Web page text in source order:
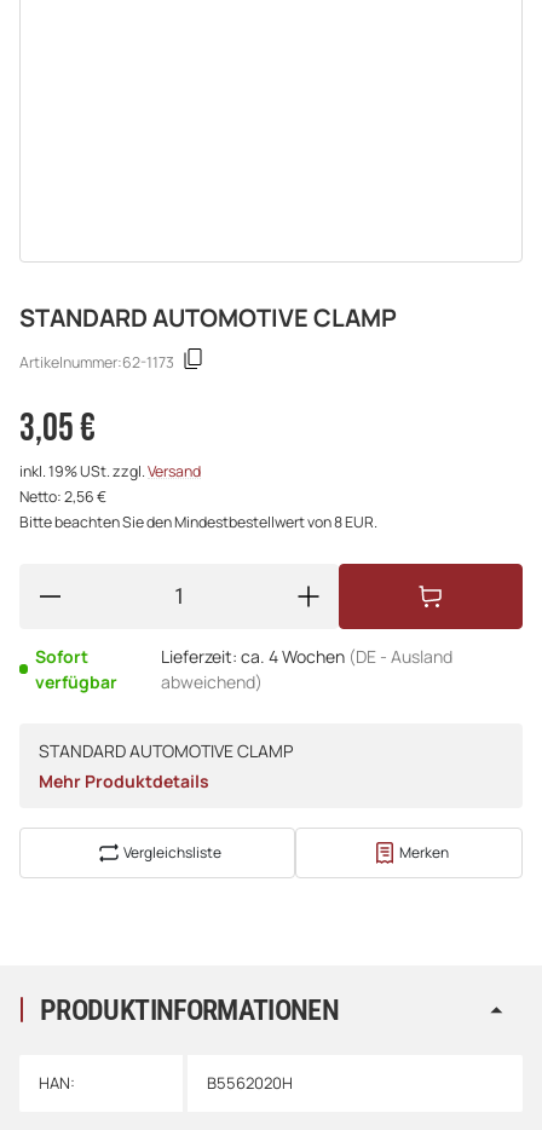
STANDARD AUTOMOTIVE CLAMP
Artikelnummer:62-1173
3,05 €
inkl. 19% USt. zzgl.Versand
Netto: 2,56 €
Bitte beachten Sie den Mindestbestellwert von 8 EUR.
Sofort
verfügbar
Lieferzeit:ca. 4 Wochen (DE - Ausland
abweichend)
STANDARD AUTOMOTIVE CLAMP
Mehr Produktdetails
Vergleichsliste Merken
PRODUKTINFORMATIONEN
HAN: B5562020H